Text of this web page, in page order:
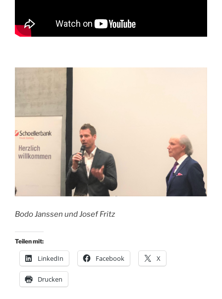
Bodo Janssen und Josef Fritz
Teilen mit:
LinkedIn Facebook X
Drucken